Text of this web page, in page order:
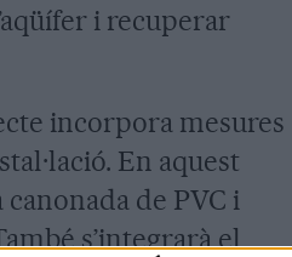
i recuperar
incorpora mesures
En aquest
canonada de PVC i
s’integrarà el